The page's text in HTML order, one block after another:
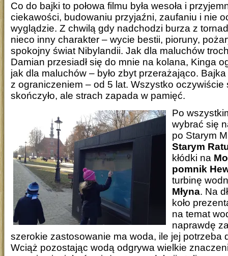
Co do bajki to połowa filmu była wesoła i
ciekawości, budowaniu przyjaźni, zaufaniu i nie
wyglądzie. Z chwilą gdy nadchodzi burza z
nieco inny charakter – wycie bestii, pioruny,
spokojny świat Nibylandii. Jak dla maluchów
Damian przesiadł się do mnie na kolana, Kinga
jak dla maluchów – było zbyt przerażająco.
z ograniczeniem – od 5 lat. Wszystko oczywiście
skończyło, ale strach zapada w pamięć.
Po
wybrać się
po Starym
Starym
kłódki na
pomnik
turbinę
Młyna. Na
koło
na temat
naprawdę
szerokie zastosowanie ma woda, ile jej potrzeba
Wciąż pozostając wodą odgrywa wielkie